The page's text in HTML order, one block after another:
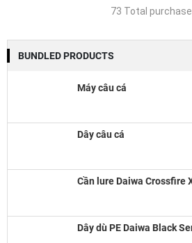
73 Total
BUNDLED PRODUCTS
Máy câu cá
Dây câu cá
Cần lure Daiwa Crossfire
Dây dù PE Daiwa Black